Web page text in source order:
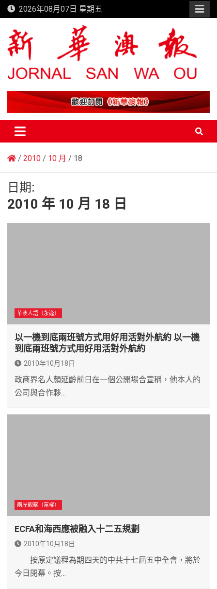
Skip
to
content
2026年08月07日 星期五
新華澳報
2010 10 月 18
日期:
2010 年 10 月 18 日
華澳人語（永逸）
以一機到底兩班號方式用好用活對外航約 以一機
到底兩班號方式用好用活對外航約
2010年10月18日
政商界名人顏延齡前日在一個公開場合宣稱，他本人的
公司與合作夥…
兩岸觀察（富權）
ECFA和海西應被融入十二五規劃
2010年10月18日
按原定議程為期四天的中共十七屆五中全會，將於
今日閉幕。按…